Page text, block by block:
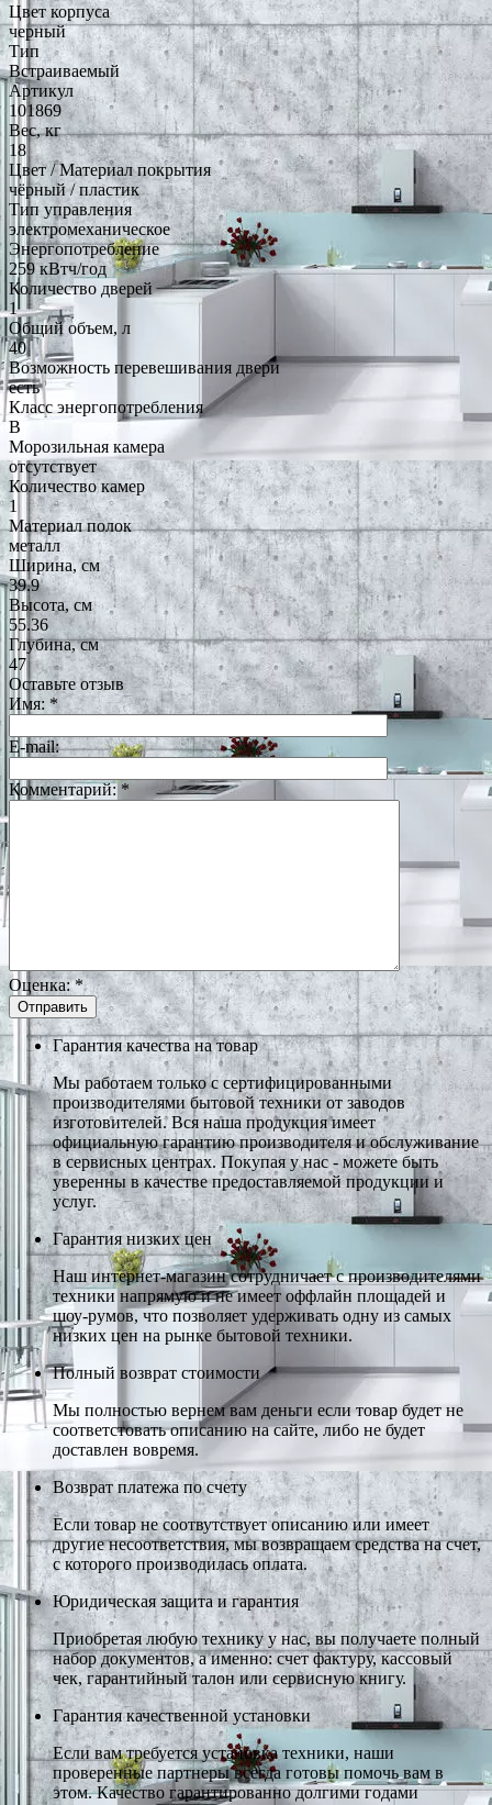
Цвет корпуса
черный
Тип
Встраиваемый
Артикул
101869
Вес, кг
18
Цвет / Материал покрытия
чёрный / пластик
Тип управления
электромеханическое
Энергопотребление
259 кВтч/год
Количество дверей
1
Общий объем, л
40
Возможность перевешивания двери
есть
Класс энергопотребления
B
Морозильная камера
отсутствует
Количество камер
1
Материал полок
металл
Ширина, см
39.9
Высота, см
55.36
Глубина, см
47
Оставьте отзыв
Имя: *
E-mail:
Комментарий: *
Оценка:*
Гарантия качества на товар
Мы работаем только с сертифицированными
производителями бытовой техники от заводов
изготовителей. Вся наша продукция имеет
официальную гарантию производителя и обслуживание
в сервисных центрах. Покупая у нас - можете быть
уверенны в качестве предоставляемой продукции и
услуг.
Гарантия низких цен
Наш интернет-магазин сотрудничает с производителями
техники напрямую и не имеет оффлайн площадей и
шоу-румов, что позволяет удерживать одну из самых
низких цен на рынке бытовой техники.
Полный возврат стоимости
Мы полностью вернем вам деньги если товар будет не
соответстовать описанию на сайте, либо не будет
доставлен вовремя.
Возврат платежа по счету
Если товар не соотвутствует описанию или имеет
другие несоответствия, мы возвращаем средства на счет,
с которого производилась оплата.
Юридическая защита и гарантия
Приобретая любую технику у нас, вы получаете полный
набор документов, а именно: счет фактуру, кассовый
чек, гарантийный талон или сервисную книгу.
Гарантия качественной установки
Если вам требуется установка техники, наши
проверенные партнеры всегда готовы помочь вам в
этом. Качество гарантированно долгими годами